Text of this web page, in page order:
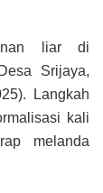
liar di
Srijaya,
Langkah
kali
melanda